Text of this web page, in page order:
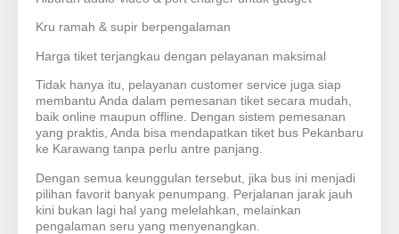
Kru ramah & supir berpengalaman
Harga tiket terjangkau dengan pelayanan maksimal
Tidak hanya itu, pelayanan customer service juga siap
membantu Anda dalam pemesanan tiket secara mudah,
baik online maupun offline. Dengan sistem pemesanan
yang praktis, Anda bisa mendapatkan tiket bus Pekanbaru
ke Karawang tanpa perlu antre panjang.
Dengan semua keunggulan tersebut, jika bus ini menjadi
pilihan favorit banyak penumpang. Perjalanan jarak jauh
kini bukan lagi hal yang melelahkan, melainkan
pengalaman seru yang menyenangkan.